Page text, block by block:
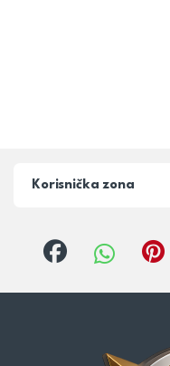
Korisnička zona